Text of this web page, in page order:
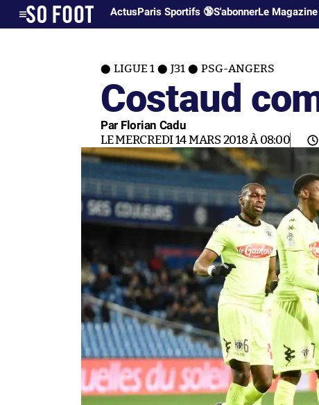
ActusParis Sportifs 🔞S'abonnerLe Magazine
LIGUE 1 J31 PSG-ANGERS
Costaud
Par Florian Cadu
LE MERCREDI 14 MARS 2018 À 08:00